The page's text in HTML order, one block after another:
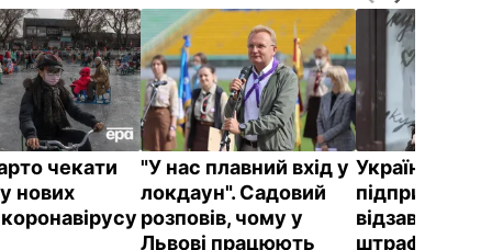
чекати
нових
"У нас плавний вхід у
локдаун". Садовий
розповів, чому у
Львові працюють
Українських
підприємців
відзавтра
штрафувати